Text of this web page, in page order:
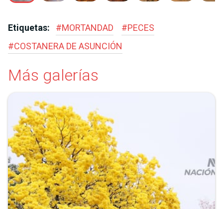
Etiquetas: #MORTANDAD #PECES
#COSTANERA DE ASUNCIÓN
Más galerías